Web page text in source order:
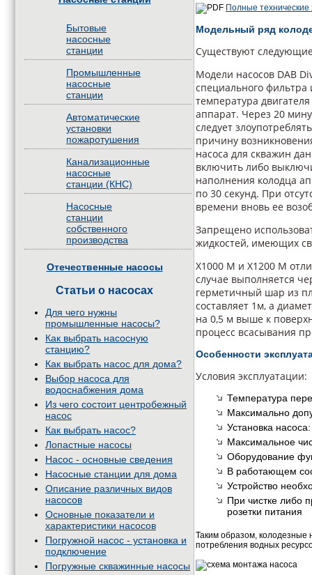
Бытовые
насосные
станции
Промышленные
насосные
станции
Автоматические
установки
пожаротушения
Канализационные
насосные
станции (КНС)
Насосные
станции
собственного
производства
Отечественные насосы
Статьи о насосах
Для чего нужны
промышленные насосы?
Как выбрать насосную
станцию?
Как выбрать насос для дома?
Выбор насоса для
водоснабжения дома
Из чего состоит центробежный
насос
Как выбрать насос?
Лопастные насосы
Насос - основные сведения
Насосные станции для дома
Описание различных видов
насосов
Основные показатели и
характеристики насосов
Погружной насос - установка и
подключение
Погружные скважинные насосы
Полные технические
Модельный ряд
Существуют
Модели насосов DAB
специального фильтра
температура
аппарат. Через 20
следует
причину
насоса для скважин
включить либо
наполнения колодца
по 30 секунд. При
времени вновь ее
Запрещено
жидкостей, имеющих
Х1000 M и Х1200 M
случае выполняется
герметичный шар из
составляет 1м, а
на 0,5 м выше к
процесс всасывания
Особенности
Условия эксплуатации:
Температура
Максимально
Установка
Максимальное
Оборудование
В работающем
Устройство
При чистке либо
розетки питания
Таким образом, колодезные
потребления водных